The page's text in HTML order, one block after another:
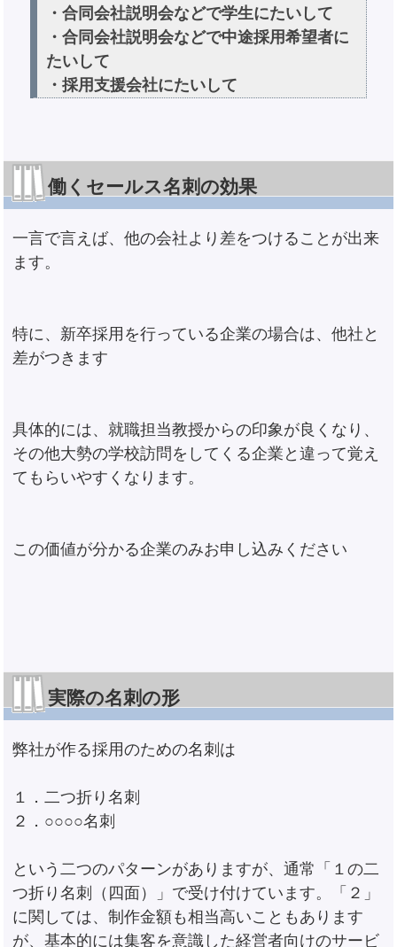
・合同会社説明会などで学生にたいして
・合同会社説明会などで中途採用希望者に
たいして
・採用支援会社にたいして
働くセールス名刺の効果
一言で言えば、他の会社より差をつけることが出来
ます。
特に、新卒採用を行っている企業の場合は、他社と
差がつきます
具体的には、就職担当教授からの印象が良くなり、
その他大勢の学校訪問をしてくる企業と違って覚え
てもらいやすくなります。
この価値が分かる企業のみお申し込みください
実際の名刺の形
弊社が作る採用のための名刺は
１．二つ折り名刺
２．○○○○名刺
という二つのパターンがありますが、通常「１の二
つ折り名刺（四面）」で受け付けています。「２」
に関しては、制作金額も相当高いこともあります
が、基本的には集客を意識した経営者向けのサービ